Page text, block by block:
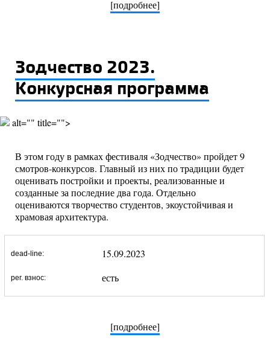
[подробнее]
Зодчество 2023.
Конкурсная программа
alt="" title="">
В этом году в рамках фестиваля «Зодчество» пройдет 9
смотров-конкурсов. Главный из них по традиции будет
оценивать постройки и проекты, реализованные и
созданные за последние два года. Отдельно
оцениваются творчество студентов, экоустойчивая и
храмовая архитектура.
dead-line: 15.09.2023
рег. взнос: есть
[подробнее]